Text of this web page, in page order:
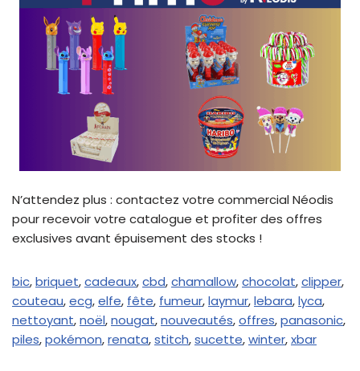
N’attendez plus : contactez votre commercial Néodis
pour recevoir votre catalogue et profiter des offres
exclusives avant épuisement des stocks !
bic, briquet, cadeaux, cbd, chamallow, chocolat, clipper
couteau, ecg, elfe, fête, fumeur, laymur, lebara, lyca
nettoyant, noël, nougat, nouveautés, offres, panasonic
piles, pokémon, renata, stitch, sucette, winter, xbar